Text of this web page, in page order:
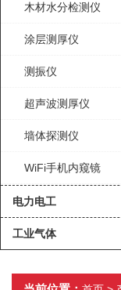
木材水分检测仪
涂层测厚仪
测振仪
超声波测厚仪
墙体探测仪
WiFi手机内窥镜
电力电工
工业气体